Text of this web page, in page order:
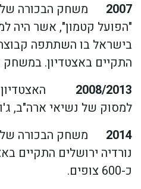
2007 משחק הבכורה של
"הפועל קטמון", אשר היה
בישראל בו השתתפה
התקיים באצטדיון. במשחק זה נכחו
2008/2013 האצטדיון
למסוק של נשיאי ארה"ב,
2014 משחק הבכורה של
נורדיה ירושלים התקיים
כ-600 צופים.